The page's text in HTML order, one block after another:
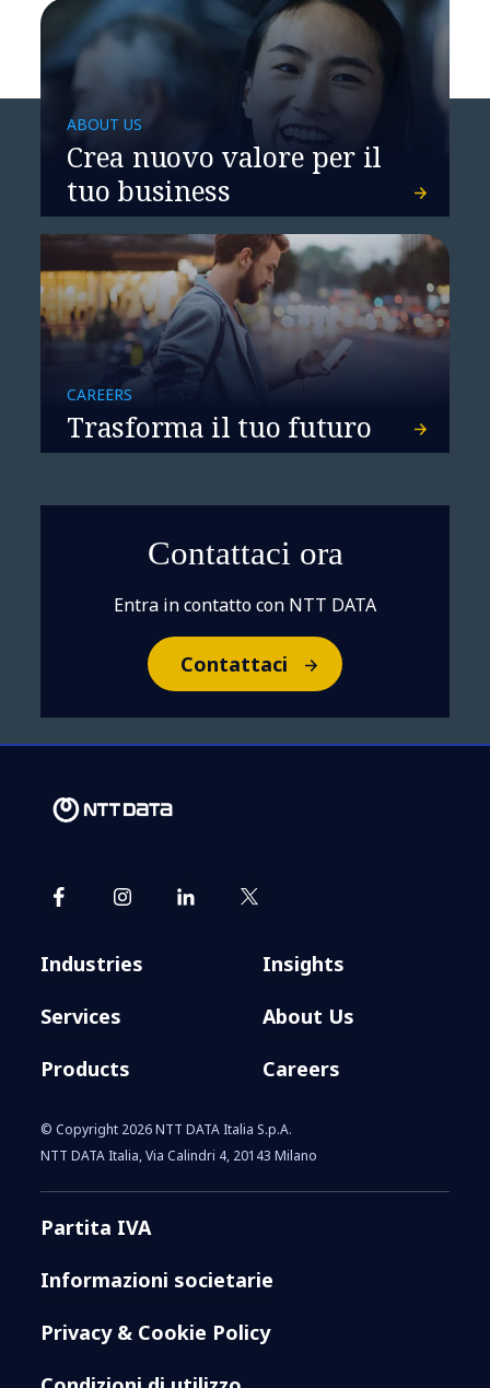
La tua rete è ora al centro di
ogni strategia AI
ABOUT US
Crea nuovo valore per il
tuo business
CAREERS
Trasforma il tuo futuro
Contattaci ora
Entra in contatto con NTT DATA
Contattaci
Industries
Services
Products
Insights
About Us
Careers
© Copyright 2026 NTT DATA Italia S.p.A.
NTT DATA Italia, Via Calindri 4, 20143 Milano
Partita IVA
Informazioni societarie
Privacy & Cookie Policy